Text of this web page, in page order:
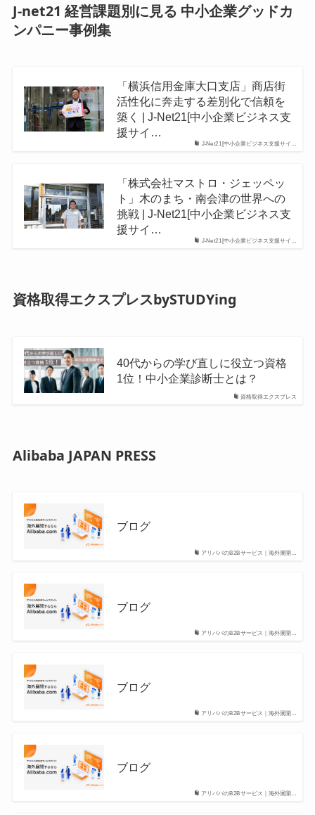
J-net21 経営課題別に見る 中小企業グッドカ
ンパニー事例集
J-Net21[中小企業ビジネス支援サイ…
「横浜信用金庫大口支店」商店街
活性化に奔走する差別化で信頼を
築く | J-Net21[中小企業ビジネス支
援サイ…
J-Net21[中小企業ビジネス支援サイ…
「株式会社マストロ・ジェッペッ
ト」木のまち・南会津の世界への
挑戦 | J-Net21[中小企業ビジネス支
援サイ…
資格取得エクスプレスbySTUDYing
資格取得エクスプレス
40代からの学び直しに役立つ資格
1位！中小企業診断士とは？
Alibaba JAPAN PRESS
アリババのB2Bサービス｜海外展開…
ブログ
アリババのB2Bサービス｜海外展開…
ブログ
アリババのB2Bサービス｜海外展開…
ブログ
アリババのB2Bサービス｜海外展開…
ブログ